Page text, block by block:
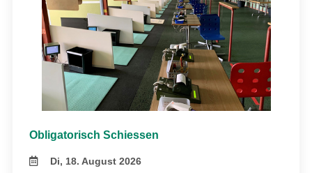
Obligatorisch Schiessen
Di, 18. August 2026